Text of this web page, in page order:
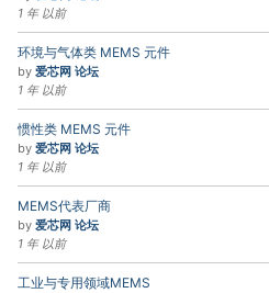
1 年 以前
环境与气体类 MEMS 元件
by 爱芯网 论坛
1 年 以前
惯性类 MEMS 元件
by 爱芯网 论坛
1 年 以前
MEMS代表厂商
by 爱芯网 论坛
1 年 以前
工业与专用领域MEMS